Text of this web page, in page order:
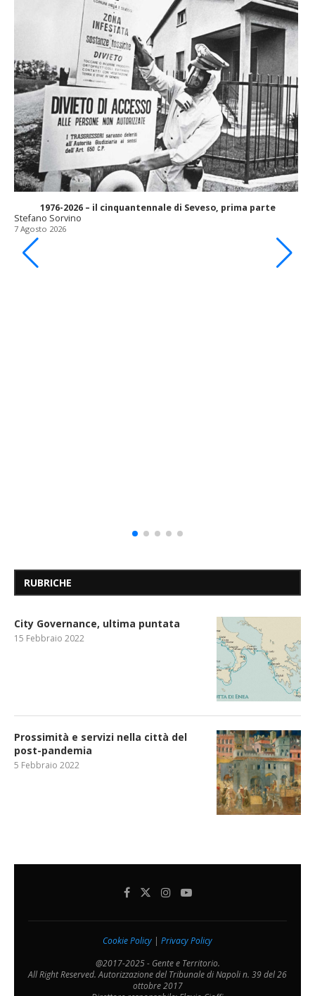
1976-2026 – il cinquantennale di Seveso, prima parte
Stefano Sorvino
7 Agosto 2026
RUBRICHE
City Governance, ultima puntata
15 Febbraio 2022
Prossimità e servizi nella città del
post-pandemia
5 Febbraio 2022
Cookie Policy
Privacy Policy
@2017-2025 - Gente e Territorio.
All Right Reserved. Autorizzazione del Tribunale di Napoli n. 39 del 26
ottobre 2017